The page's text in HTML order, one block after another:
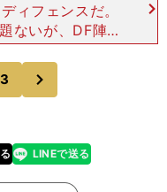
ィフェンスだ。
ないが、DF陣
ーバックのセル
）のみ。もうひ
へ
3
LINEで送る